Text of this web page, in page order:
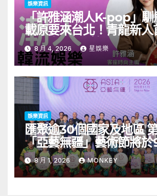
娛樂資訊
「許雅涵潮人K-pop」馴
載原要來台北！青龍新人
見面會8/9開搶
8 月 4, 2026 星娛樂
娛樂資訊
匯聚逾30個國家及地區 第四屆
「亞藝無疆」藝術節將於
行 開幕節目《三角演義
出陣容包括王雙駿夥拍恭
來自蒙古的Uuhai、韓
8 月 1, 2026 MONKEY